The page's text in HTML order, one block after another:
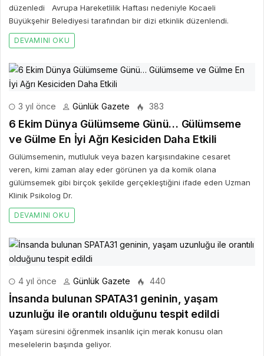
düzenledi Avrupa Hareketlilik Haftası nedeniyle Kocaeli
Büyükşehir Belediyesi tarafından bir dizi etkinlik düzenlendi.
DEVAMINI OKU
3 yıl önce Günlük Gazete 383
6 Ekim Dünya Gülümseme Günü… Gülümseme
ve Gülme En İyi Ağrı Kesiciden Daha Etkili
Gülümsemenin, mutluluk veya bazen karşısındakine cesaret
veren, kimi zaman alay eder görünen ya da komik olana
gülümsemek gibi birçok şekilde gerçekleştiğini ifade eden Uzman
Klinik Psikolog Dr.
DEVAMINI OKU
4 yıl önce Günlük Gazete 440
İnsanda bulunan SPATA31 geninin, yaşam
uzunluğu ile orantılı olduğunu tespit edildi
Yaşam süresini öğrenmek insanlık için merak konusu olan
meselelerin başında geliyor.